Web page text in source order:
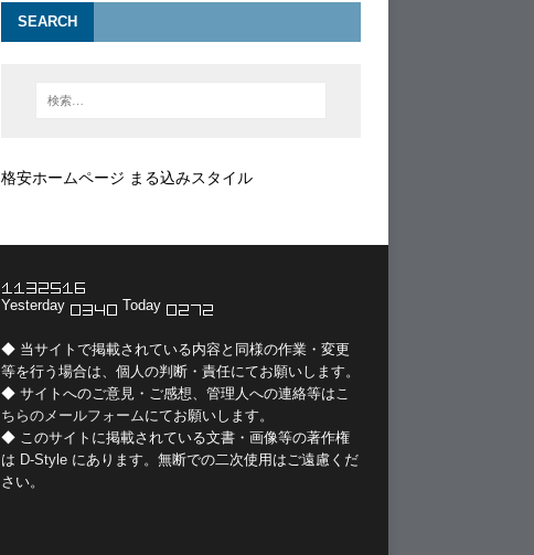
SEARCH
格安ホームページ まる込みスタイル
Yesterday Today
◆ 当サイトで掲載されている内容と同様の作業・変更
等を行う場合は、個人の判断・責任にてお願いします。
◆ サイトへのご意見・ご感想、管理人への連絡等は こ
ちらのメールフォームにてお願いします。
◆ このサイトに掲載されている文書・画像等の著作権
は D-Styleにあります。無断での二次使用はご遠慮くだ
さい。